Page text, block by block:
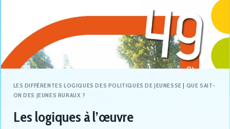
LES DIFFÉRENTES LOGIQUES DES POLITIQUES DE JEUNESSE | QUE SAIT-
ON DES JEUNES RURAUX ?
Les logiques à l’œuvre